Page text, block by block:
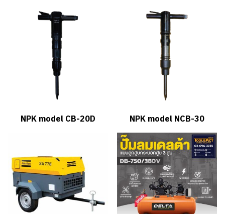
NPK model CB-20D NPK model NCB-30